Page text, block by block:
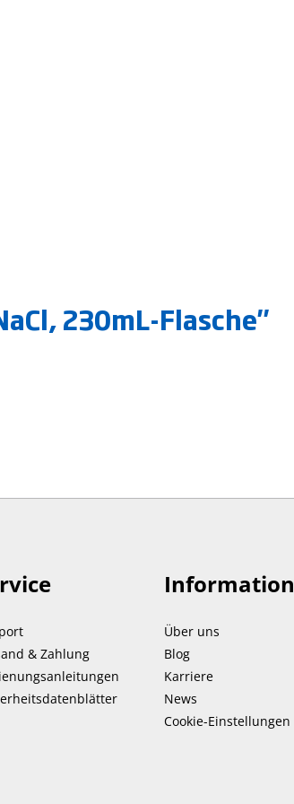
230mL-Flasche"
& Zahlung
Information
Über uns
Blog
Karriere
News
Cookie-Einstellungen